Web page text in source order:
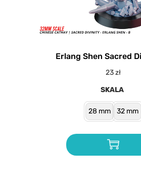
Erlang Shen Sacred
23zł
SKALA
28 mm 32 mm